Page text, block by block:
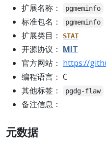
扩展名称：
pgmeminfo
标准包名： pgmeminfo
扩展类目： STAT
开源协议： MIT
官方网站： https://
编程语言： C
其他标签：
pgdg-flaw
备注信息：
元数据